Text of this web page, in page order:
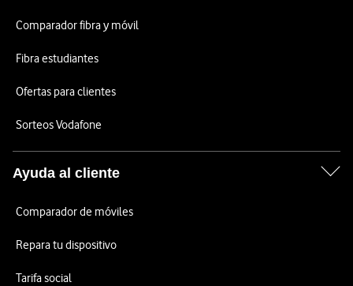
Comparador fibra y móvil
Fibra estudiantes
Ofertas para clientes
Sorteos Vodafone
Ayuda al cliente
Comparador de móviles
Repara tu dispositivo
Tarifa social